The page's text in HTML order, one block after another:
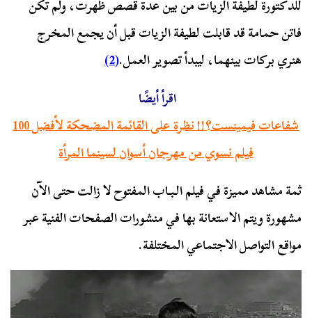
للدكتورة لطيفة الزيات من بين عدة قصص ظهرت، ولم تكن
فاتن حمامة قد قابلت لطيفة الزيات قبل أن يجمع المخرج
هنري بركات بينهما، ليبدأ تصوير العمل.(2)
اقرأ أيضًا
شفاعات فيمينست؟!! نظرة على القائمة المضحكة لأفضل 100
فيلم نسوي من مهرجان أسوان لسينما المرأة
ثمة مشاهد مميزة في فيلم الـبـاب المفتوح لا زالت حتى الآن
مشهورة ويتم الاستعانة بها في منشورات الصفحات الفنية عبر
مواقع التواصل الاجتماعي المختلفة.